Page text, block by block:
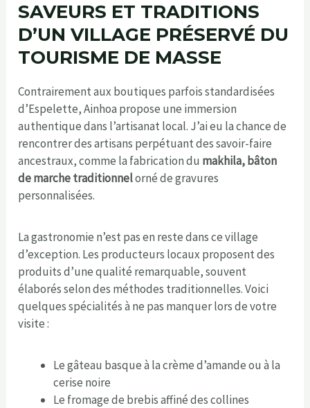
SAVEURS ET TRADITIONS
D’UN VILLAGE PRÉSERVÉ DU
TOURISME DE MASSE
Contrairement aux boutiques parfois standardisées
d’Espelette, Ainhoa propose une immersion
authentique dans l’artisanat local. J’ai eu la chance de
rencontrer des artisans perpétuant des savoir-faire
ancestraux, comme la fabrication du makhila, bâton
de marche traditionnelorné de gravures
personnalisées.
La gastronomie n’est pas en reste dans ce village
d’exception. Les producteurs locaux proposent des
produits d’une qualité remarquable, souvent
élaborés selon des méthodes traditionnelles. Voici
quelques spécialités à ne pas manquer lors de votre
visite :
Le gâteau basque à la crème d’amande ou à la
cerise noire
Le fromage de brebis affiné des collines